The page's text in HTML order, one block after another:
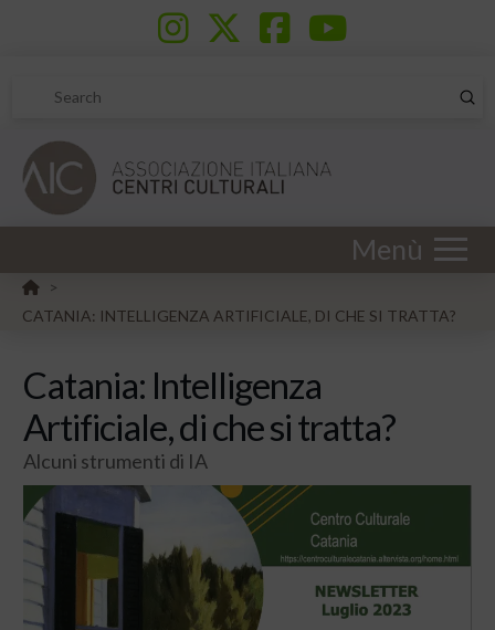
Search
Menù
HOME
>
CATANIA: INTELLIGENZA ARTIFICIALE, DI CHE SI TRATTA?
Catania: Intelligenza
Artificiale, di che si tratta?
Alcuni strumenti di IA